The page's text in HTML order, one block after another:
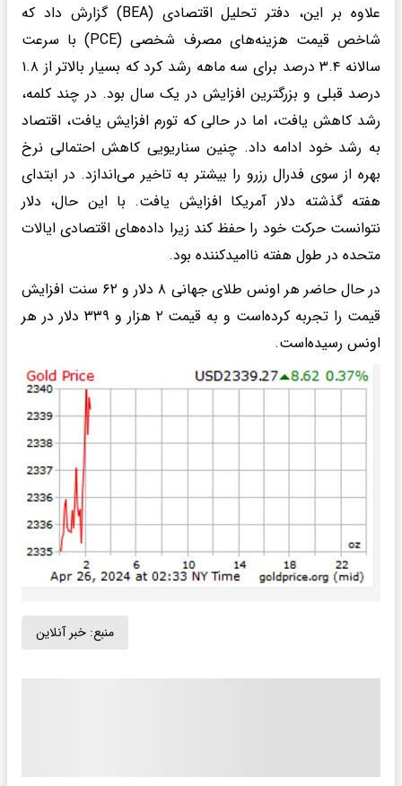
علاوه بر این، دفتر تحلیل اقتصادی (BEA) گزارش داد که
شاخص قیمت هزینه‌های مصرف شخصی (PCE) با سرعت
سالانه ۳.۴ درصد برای سه ماهه رشد کرد که بسیار بالاتر از ۱.۸
درصد قبلی و بزرگترین افزایش در یک سال بود. در چند کلمه،
رشد کاهش یافت، اما در حالی که تورم افزایش یافت، اقتصاد
به رشد خود ادامه داد. چنین سناریویی کاهش احتمالی نرخ
بهره از سوی فدرال رزرو را بیشتر به تاخیر می‌اندازد. در ابتدای
هفته گذشته دلار آمریکا افزایش یافت. با این حال، دلار
نتوانست حرکت خود را حفظ کند زیرا داده‌های اقتصادی ایالات
متحده در طول هفته ناامیدکننده بود.
در حال حاضر هر اونس طلای جهانی ۸ دلار و ۶۲ سنت افزایش
قیمت را تجربه کرده‌است و به قیمت ۲ هزار و ۳۳۹ دلار در هر
اونس رسیده‌است.
منبع: خبر آنلاین